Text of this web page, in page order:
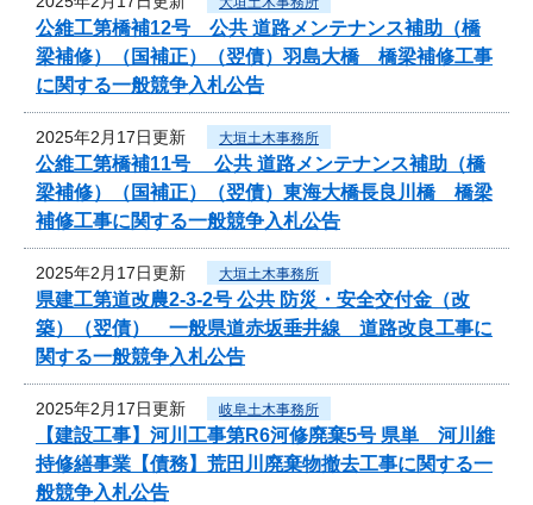
公維工第橋補12号 公共 道路メンテナンス補助（橋
梁補修）（国補正）（翌債）羽島大橋 橋梁補修工事
に関する一般競争入札公告
2025年2月17日更新 大垣土木事務所
公維工第橋補11号 公共 道路メンテナンス補助（橋
梁補修）（国補正）（翌債）東海大橋長良川橋 橋梁
補修工事に関する一般競争入札公告
2025年2月17日更新 大垣土木事務所
県建工第道改農2-3-2号 公共 防災・安全交付金（改
築）（翌債） 一般県道赤坂垂井線 道路改良工事に
関する一般競争入札公告
2025年2月17日更新 岐阜土木事務所
【建設工事】河川工事第R6河修廃棄5号 県単 河川維
持修繕事業【債務】荒田川廃棄物撤去工事に関する一
般競争入札公告